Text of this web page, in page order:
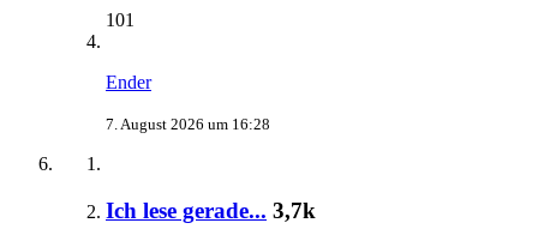
101
Ender
7. August 2026 um 16:28
Ich lese gerade... 3,7k